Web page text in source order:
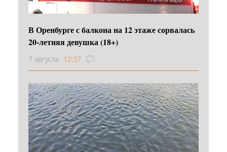
В Оренбурге с балкона на 12 этаже сорвалась
20-летняя девушка (18+)
7 августа 12:37